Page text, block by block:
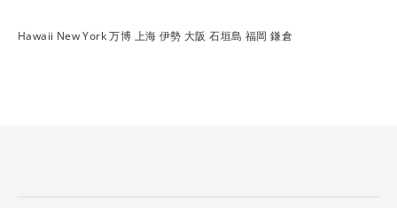
Hawaii New York 万博 上海 伊勢 大阪 石垣島 福岡 鎌倉